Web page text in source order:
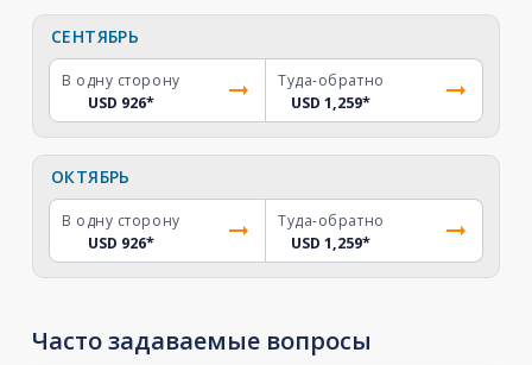
СЕНТЯБРЬ
В одну сторону
USD 926*
Туда-обратно
USD 1,259*
ОКТЯБРЬ
В одну сторону
USD 926*
Туда-обратно
USD 1,259*
Часто задаваемые вопросы